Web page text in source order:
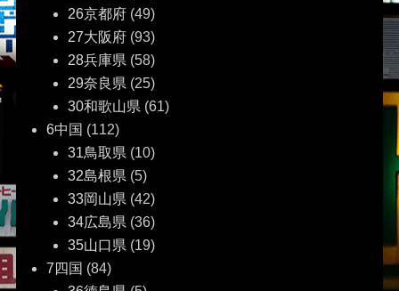
26京都府(49)
27大阪府(93)
28兵庫県 (58)
29奈良県 (25)
30和歌山県 (61)
6中国 (112)
31鳥取県 (10)
32島根県 (5)
33岡山県 (42)
34広島県 (36)
35山口県 (19)
7四国 (84)